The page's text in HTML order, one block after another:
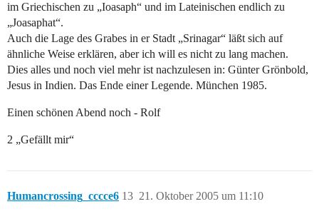
im Griechischen zu „Ioasaph“ und im Lateinischen endlich zu
„Joasaphat“.
Auch die Lage des Grabes in er Stadt „Srinagar“ läßt sich auf
ähnliche Weise erklären, aber ich will es nicht zu lang machen.
Dies alles und noch viel mehr ist nachzulesen in: Günter Grönbold,
Jesus in Indien. Das Ende einer Legende. München 1985.
Einen schönen Abend noch - Rolf
2 „Gefällt mir“
Humancrossing_cccce6 21. Oktober 2005 um 11:10
13